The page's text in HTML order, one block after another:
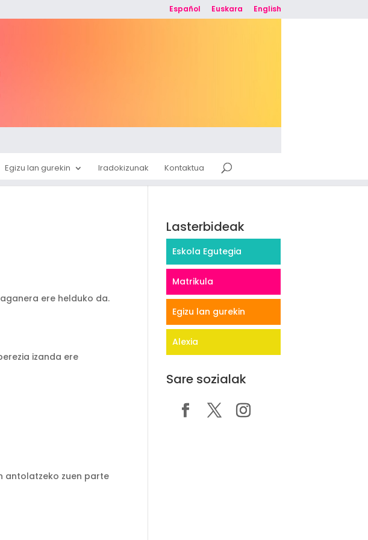
Español Euskara English
Egizu lan gurekin Iradokizunak Kontaktua
ere helduko da.
izanda ere
antolatzeko zuen parte
Lasterbideak
Eskola Egutegia
Matrikula
Egizu lan gurekin
Alexia
Sare sozialak